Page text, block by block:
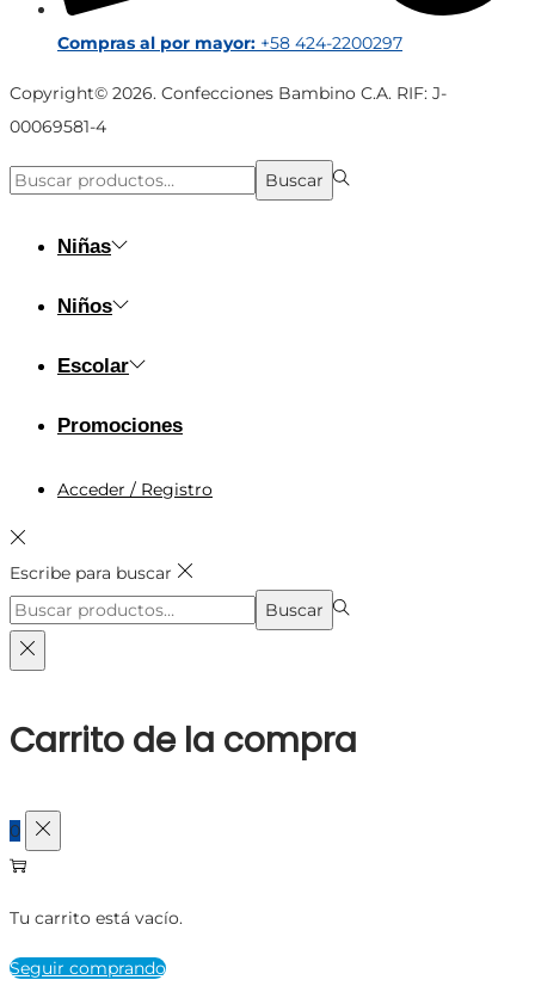
Compras al por mayor: +58 424-2200297
Copyright© 2026. Confecciones Bambino C.A. RIF: J-
00069581-4
Búsqueda
Buscar
Niñas
Niños
Escolar
Promociones
Acceder / Registro
Escribe para buscar
Búsqueda
para:>
Buscar
Carrito de la compra
0
Tu carrito está vacío.
Seguir comprando